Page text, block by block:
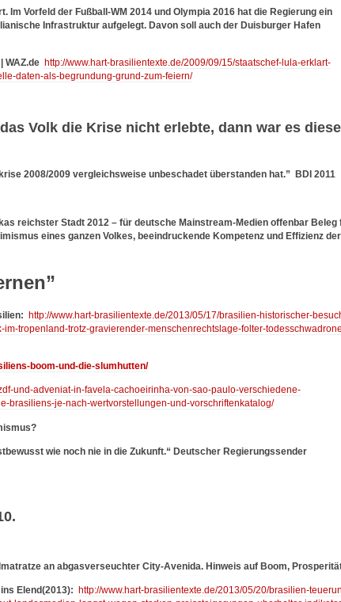
Vorfeld der Fußball-WM 2014 und Olympia 2016 hat die Regierung ein
Infrastruktur aufgelegt. Davon soll auch der Duisburger Hafen
WAZ.de http://www.hart-brasilientexte.de/2009/09/15/staatschef-lula-erklart-
daten-als-begrundung-grund-zum-feiern/
Volk die Krise nicht erlebte, dann war es
2008/2009 vergleichsweise unbeschadet überstanden hat.” BDI 2011
reichster Stadt 2012 – für deutsche Mainstream-Medien offenbar Beleg
eines ganzen Volkes, beeindruckende Kompetenz und Effizienz der
http://www.hart-brasilientexte.de/2013/05/17/brasilien-historischer-
tropenland-trotz-gravierender-menschenrechtslage-folter-
boom-und-die-slumhutten/
und-adveniat-in-favela-cachoeirinha-von-sao-paulo-verschiedene-
brasiliens-je-nach-wertvorstellungen-und-vorschriftenkatalog/
wie noch nie in die Zukunft.“ Deutscher Regierungssender
an abgasverseuchter City-Avenida. Hinweis auf Boom,
Elend(2013): http://www.hart-brasilientexte.de/2013/05/20/brasilien-